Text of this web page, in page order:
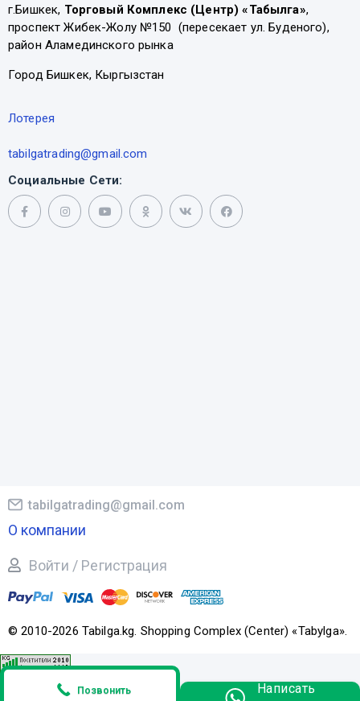
г.Бишкек, Торговый Комплекс (Центр) «Табылга»,
проспект Жибек-Жолу №150 (пересекает ул. Буденого),
район Аламединского рынка
Город Бишкек, Кыргызстан
Лотерея
tabilgatrading@gmail.com
Социальные Сети:
© 2010-2026 Tabilga.kg. Shopping Complex (Center) «Tabylga».
tabilgatrading@gmail.com
О компании
Войти / Регистрация
Написать
Позвонить